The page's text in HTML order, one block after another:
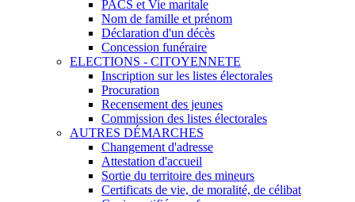
PACS et Vie maritale
Nom de famille et prénom
Déclaration d'un décès
Concession funéraire
ELECTIONS - CITOYENNETE
Inscription sur les listes électorales
Procuration
Recensement des jeunes
Commission des listes électorales
AUTRES DÉMARCHES
Changement d'adresse
Attestation d'accueil
Sortie du territoire des mineurs
Certificats de vie, de moralité, de célibat